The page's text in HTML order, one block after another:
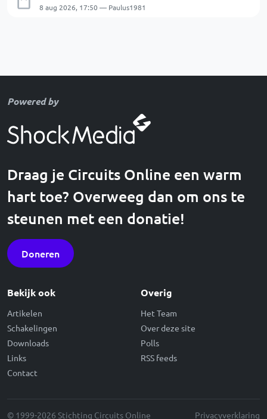
8 aug 2026, 17:50 — Paulus1981
Powered by
Draag je Circuits Online een warm
hart toe? Overweeg dan om ons te
steunen met een donatie!
Doneren
Bekijk ook
Artikelen
Schakelingen
Downloads
Links
Contact
Overig
Het Team
Over deze site
Polls
RSS feeds
© 1999-2026 Stichting Circuits Online Privacyverklaring